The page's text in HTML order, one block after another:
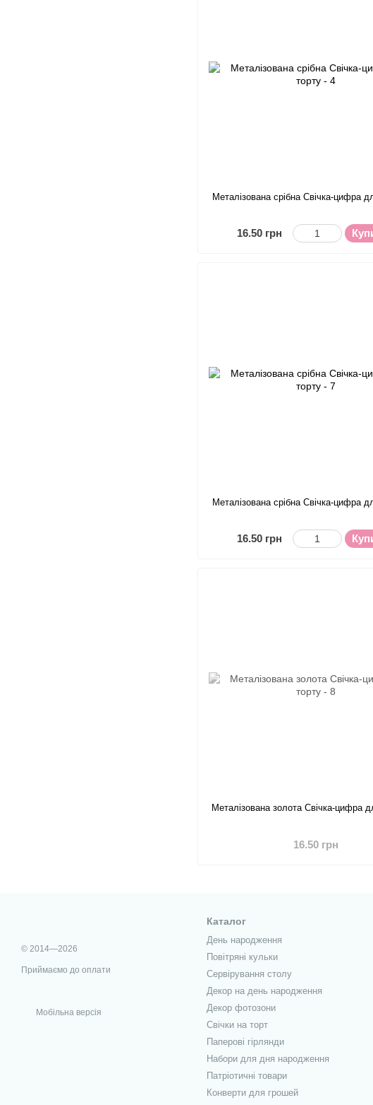
Металізована срібна Свічка-цифра
16.50 грн
Металізована срібна Свічка-цифра
16.50 грн
Металізована золота Свічка-цифра
16.50 грн
© 2014—2026
Приймаємо до оплати
Мобільна версія
Каталог
День народження
Повітряні кульки
Сервірування столу
Декор на день народження
Декор фотозони
Свічки на торт
Паперові гірлянди
Набори для дня народження
Патріотичні товари
Конверти для грошей